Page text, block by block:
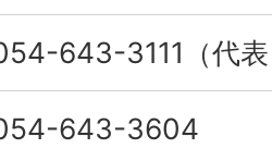
643-3111（代
643-3604